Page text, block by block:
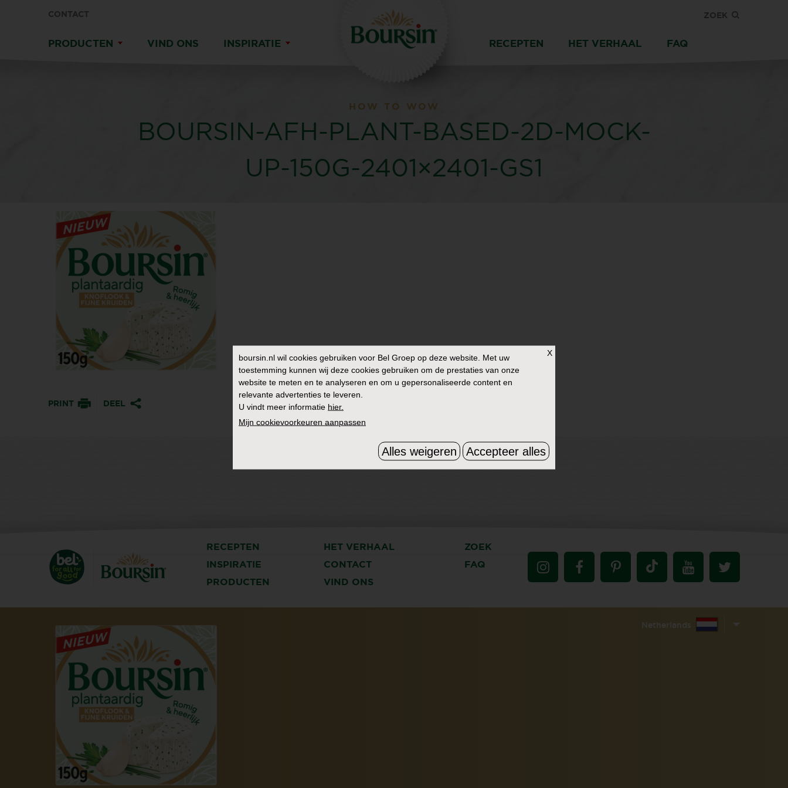
CONTACT ZOEK
PRODUCTEN VIND ONS INSPIRATIE RECEPTEN HET VERHAAL FAQ
HOW TO WOW
BOURSIN-AFH-PLANT-BASED-2D-MOCK-
UP-150G-2401×2401-GS1
PRINT DEEL
RECEPTEN HET VERHAAL
ZOEK
INSPIRATIE
CONTACT
FAQ
PRODUCTEN
VIND ONS
Netherlands
X
boursin.nl wil cookies gebruiken voor Bel Groep op deze website. Met uw
toestemming kunnen wij deze cookies gebruiken om de prestaties van onze
website te meten en te analyseren en om u gepersonaliseerde content en
relevante advertenties te leveren.
U vindt meer informatie hier.
Mijn cookievoorkeuren aanpassen
Alles weigeren Accepteer alles